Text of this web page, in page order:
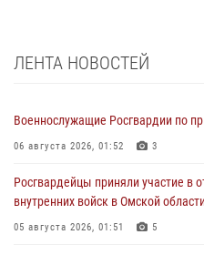
ЛЕНТА НОВОСТЕЙ
Военнослужащие Росгвардии по
06 августа 2026, 01:52 3
Росгвардейцы приняли участие в
внутренних войск в Омской
05 августа 2026, 01:51 5